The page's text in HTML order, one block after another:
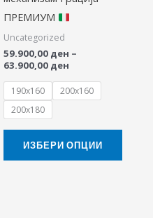
ПРЕМИУМ
Uncategorized
59.900,00 ден –
63.900,00 ден
190x160
200x160
200x180
ИЗБЕРИ ОПЦИИ